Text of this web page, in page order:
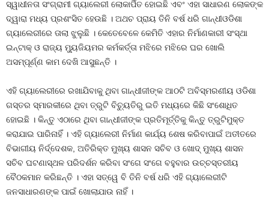
ସ୍ୱାଧୀନତା ସଂଗ୍ରାମୀ ଗ୍ୟାଲେରୀ ଲୋକାର୍ପିତ ହୋଇଛି ଏବଂ ଏହା ସାଧାରଣ ଲୋକଙ୍କ
ଦ୍ୱାରା ମଧ୍ୟ ପ୍ରଶଂସିତ ହେଉଛି । ଅଥଚ ପ୍ରାୟ ତିନି ବର୍ଷ ଧରି ଗାନ୍ଧୀଓଡିଶା
ଗ୍ୟାଲେରୀରେ ତାଲା ଝୁଲୁଛି । କେତେବେଳେ କେମିତି ଏହାର ନିର୍ମାଣକାରୀ ସଂସ୍ଥା
ଇନ୍‍ଟାକ୍‍ ଓ ରାଜ୍ୟ ମ୍ୟୁଜିୟମର କର୍ମକର୍ତ୍ତା ମଝିରେ ମଝିରେ ଘର ଖୋଲି
ଅସମ୍ପୂର୍ଣ୍ଣ କାମ ଦେଖି ଆସୁଛନ୍ତି ।
ଏହି ଗ୍ୟାଲେରୀରେ ରଖାଯିବାକୁ ଥିବା ଗାନ୍ଧୀଜୀଙ୍କ ଆଠଟି ଅବିସ୍ମରଣୀୟ ଓଡିଶା
ଗସ୍ତର ସ୍ମାରକୀରେ ଥିବା ତ୍ରୁଟି ବିଚ୍ୟୁତିରୁ ଇତି ମଧ୍ୟରେ କିଛି ସଂଶୋଧିତ
ହୋଇଛି । କିନ୍ତୁ ଏଠାରେ ଥିବା ଗାନ୍ଧୀଜୀଙ୍କ ପ୍ରତିମୂର୍ତ୍ତିକୁ କିନ୍ତୁ ତ୍ରୁଟିମୁକ୍ତ
କରାଯାଇ ପାରିନାହିଁ । ଏହି ଗ୍ୟାଲେରୀ ନିର୍ମାଣ କାର୍ଯ୍ୟ ଶେଷ କରିବାପାଇଁ ଅତୀତରେ
ବିଭାଗୀୟ ନିର୍ଦ୍ଦେଶକ, ଅତିରିକ୍ତ ମୁଖ୍ୟ ଶାସନ ସଚିବ ଓ ଖୋଦ୍‍ ମୁଖ୍ୟ ଶାସନ
ସଚିବ ଘଟଣାସ୍ଥଳ ପରିଦର୍ଶନ କରିବା ସଂଗେ ସଂଗେ ବହୁବାର ଉଚ୍ଚସ୍ତରୀୟ
ବୈଠକମାନ କରିଛନ୍ତି । ଏହା ସତ୍ୱେ ବି ତିନି ବର୍ଷ ଧରି ଏହି ଗ୍ୟାଲେରୀଟି
ଜନସାଧାରଣଙ୍କ ପାଇଁ ଖୋଲାଯାଉ ନାହିଁ ।